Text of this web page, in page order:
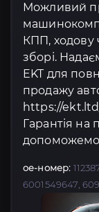
Можливий
КПП, ходову
зборі.
EKT для
продажу
https://
Гарантія на
допоможемо
oe-номер:
6001549647,